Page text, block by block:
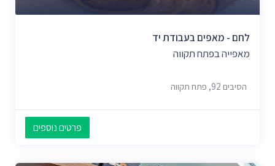
לחם - מאפים בעבודת יד
מאפייה בפתח תקווה
הסיבים 92, פתח תקווה
פרטים נוספים